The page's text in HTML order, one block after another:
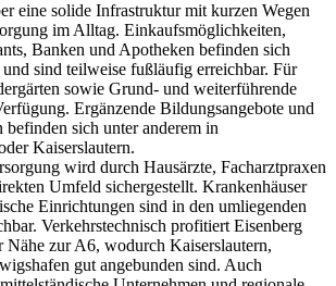
eine solide Infrastruktur mit kurzen Wegen
im Alltag. Einkaufsmöglichkeiten,
Banken und Apotheken befinden sich
sind teilweise fußläufig erreichbar. Für
sowie Grund- und weiterführende
Ergänzende Bildungsangebote und
befinden sich unter anderem in
Kaiserslautern.
wird durch Hausärzte, Facharztpraxen
Umfeld sichergestellt. Krankenhäuser
Einrichtungen sind in den umliegenden
Verkehrstechnisch profitiert Eisenberg
Nähe zur A6, wodurch Kaiserslautern,
gut angebunden sind. Auch